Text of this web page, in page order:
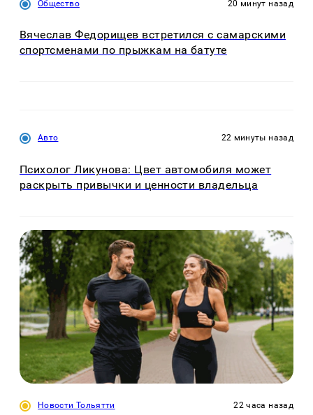
Общество 20 минут назад
Вячеслав Федорищев встретился с самарскими
спортсменами по прыжкам на батуте
Авто 22 минуты назад
Психолог Ликунова: Цвет автомобиля может
раскрыть привычки и ценности владельца
Новости Тольятти 22 часа назад